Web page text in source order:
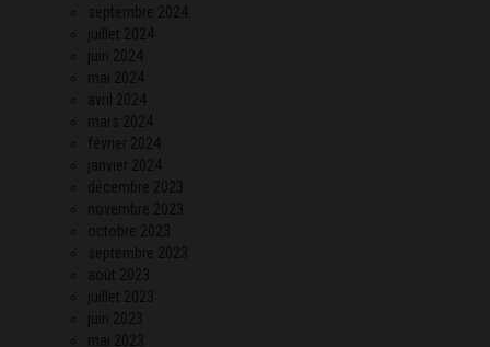
septembre 2024
juillet 2024
juin 2024
mai 2024
avril 2024
mars 2024
février 2024
janvier 2024
décembre 2023
novembre 2023
octobre 2023
septembre 2023
août 2023
juillet 2023
juin 2023
mai 2023